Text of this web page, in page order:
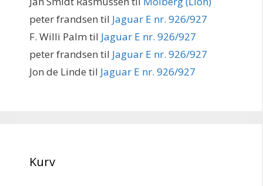
peter frandsen til Jaguar E nr. 926/927
F. Willi Palm til Jaguar E nr. 926/927
peter frandsen til Jaguar E nr. 926/927
Jon de Linde til Jaguar E nr. 926/927
Kurv